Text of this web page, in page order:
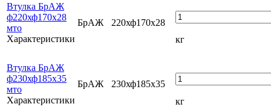
Втулка БрАЖ
ф220хф170х28
мто
Характеристики
БрАЖ
220хф170х28
кг
Втулка БрАЖ
ф230хф185х35
мто
Характеристики
БрАЖ
230хф185х35
кг